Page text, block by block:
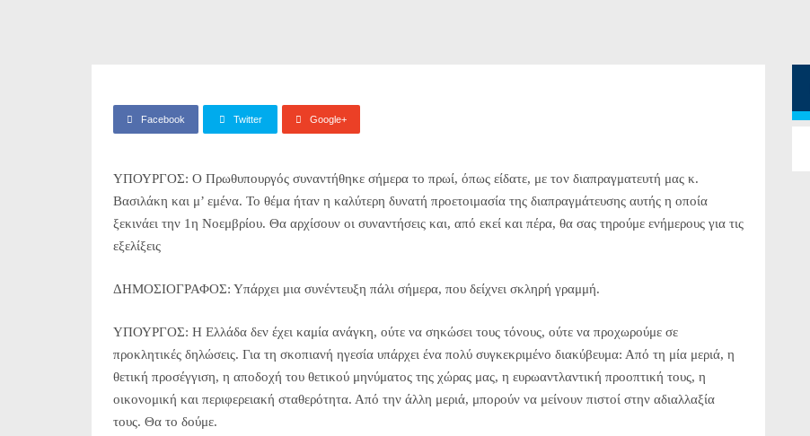
Facebook Twitter Google+
ΥΠΟΥΡΓΟΣ: Ο Πρωθυπουργός συναντήθηκε σήμερα το πρωί, όπως είδατε, με τον διαπραγματευτή μας κ.
Βασιλάκη και μ’ εμένα. Το θέμα ήταν η καλύτερη δυνατή προετοιμασία της διαπραγμάτευσης αυτής η οποία
ξεκινάει την 1η Νοεμβρίου. Θα αρχίσουν οι συναντήσεις και, από εκεί και πέρα, θα σας τηρούμε ενήμερους για τις
εξελίξεις
ΔΗΜΟΣΙΟΓΡΑΦΟΣ: Υπάρχει μια συνέντευξη πάλι σήμερα, που δείχνει σκληρή γραμμή.
ΥΠΟΥΡΓΟΣ: Η Ελλάδα δεν έχει καμία ανάγκη, ούτε να σηκώσει τους τόνους, ούτε να προχωρούμε σε
προκλητικές δηλώσεις. Για τη σκοπιανή ηγεσία υπάρχει ένα πολύ συγκεκριμένο διακύβευμα: Από τη μία μεριά, η
θετική προσέγγιση, η αποδοχή του θετικού μηνύματος της χώρας μας, η ευρωαντλαντική προοπτική τους, η
οικονομική και περιφερειακή σταθερότητα. Από την άλλη μεριά, μπορούν να μείνουν πιστοί στην αδιαλλαξία
τους. Θα το δούμε.